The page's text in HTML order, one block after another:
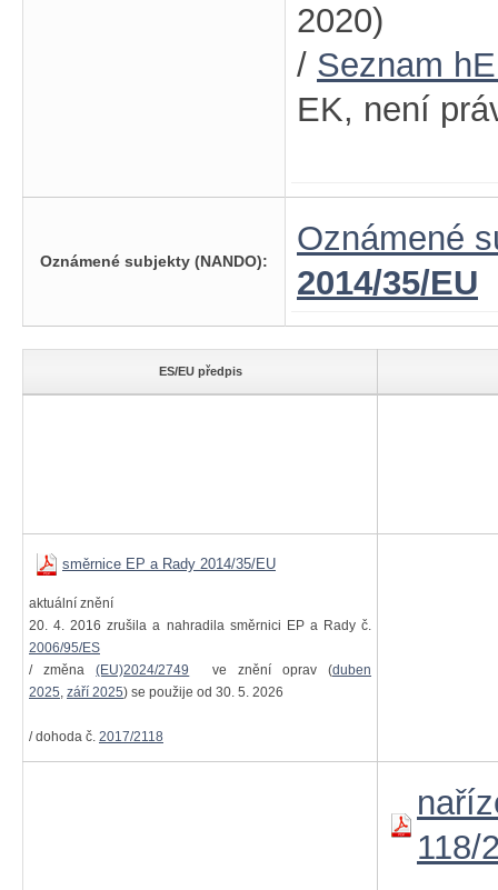
2020)
/ Seznam
EK, není
Oznámené subjekty (NANDO):
Oznámené
2014/35/EU
ES/EU předpis
směrnice EP a Rady 2014/35/EU
aktuální znění
20. 4. 2016 zrušila a nahradila směrnici EP a Rady č.
2006/95/ES
/ změna(EU)2024/2749 ve znění oprav (duben
2025, září 2025) se použije od 30. 5. 2026
/ dohoda č. 2017/2118
118/